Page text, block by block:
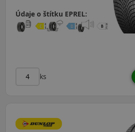
Údaje o štítku EPREL:
ks